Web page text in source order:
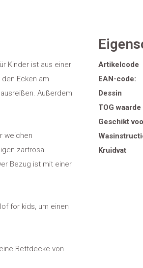
Kinder ist aus einer
Ecken am
Außerdem
weichen
zartrosa
Bezug ist mit einer
for kids, um einen
Bettdecke von
Artikelcode
EAN-code:
Dessin
TOG waarde
Geschikt
Kruidvat